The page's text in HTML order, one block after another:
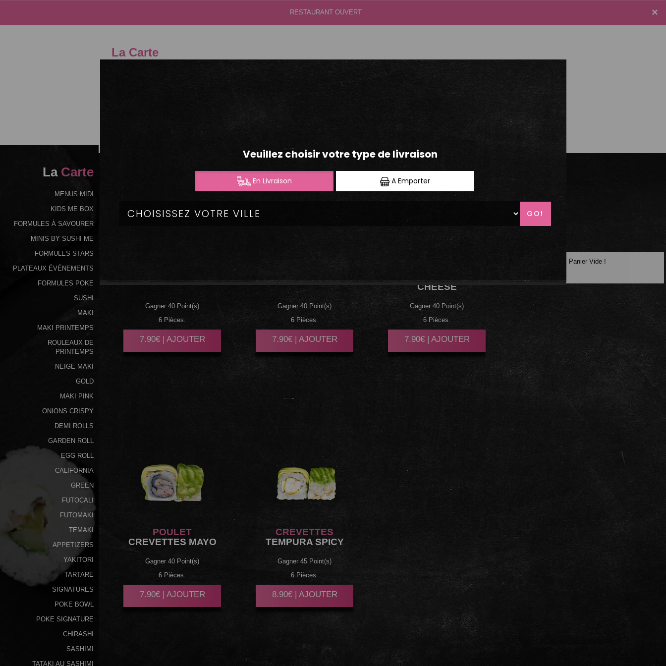
×
RESTAURAN
La Carte
×
La Carte
MENUS MIDI
KIDS ME BOX
FORMULES À SAVOURER
MINIS BY SUSHI ME
FORMULES STARS
PLATEAUX ÉVÉNEMENTS
FORMULES POKE
SUSHI
MAKI
MAKI PRINTEMPS
ROULEAUX DE
PRINTEMPS
NEIGE MAKI
GOLD
MAKI PINK
ONIONS CRISPY
DEMI ROLLS
GARDEN ROLL
EGG ROLL
CALIFORNIA
GREEN
FUTOCALI
FUTOMAKI
TEMAKI
APPETIZERS
YAKITORI
TARTARE
SIGNATURES
POKE BOWL
POKE SIGNATURE
CHIRASHI
SASHIMI
TATAKI AU SASHIMI
GREEN
Gagner 40 Point(s)
6 Pièces.
7.90€ | AJOUTER
Gagner 40 Point(s)
6 Pièces.
7.90€ | AJOUTER
CHEESE
Gagner 40 Point(s)
6 Pièces.
7.90€ | AJOUTER
POULET
CREVETTES MAYO
Gagner 40 Point(s)
6 Pièces.
7.90€ | AJOUTER
CREVETTES
TEMPURA SPICY
Gagner 45 Point(s)
6 Pièces.
8.90€ | AJOUTER
Panier Vide !